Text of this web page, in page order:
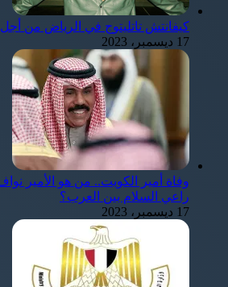
كيفانتش تاتليتوج في الرياض من أجل Middle Beast
17 ديسمبر، 2023
وفاة أمير الكويت.. من هو الأمير
راعي السلام بين العرب؟
17 ديسمبر، 2023